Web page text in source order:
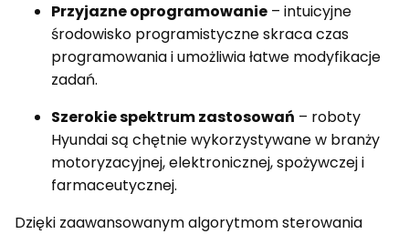
Przyjazne oprogramowanie – intuicyjne
środowisko programistyczne skraca czas
programowania i umożliwia łatwe modyfikacje
zadań.
Szerokie spektrum zastosowań – roboty
Hyundai są chętnie wykorzystywane w branży
motoryzacyjnej, elektronicznej, spożywczej i
farmaceutycznej.
Dzięki zaawansowanym algorytmom sterowania